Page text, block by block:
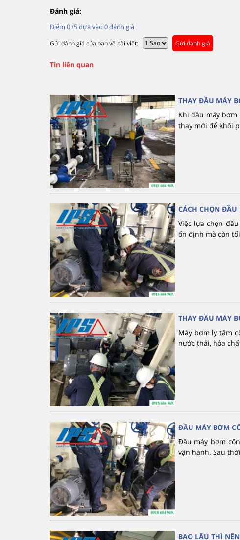
Đánh giá:
Điểm 0/5 dựa vào 0đánh giá
Gửi đánh giá của bạn về bài viết: Gửi đánh giá
Tin liên quan
THAY ĐẦU MÁY
Khi đầu máy
thay mới để khôi
CÁCH CHỌN ĐẦU
Việc lựa chọn
ổn định mà còn
THAY ĐẦU MÁY
Máy bơm ly tâm
nước thải, hóa
ĐẦU MÁY BƠM
Đầu máy bơm
vận hành. Sau
BAO LÂU THÌ